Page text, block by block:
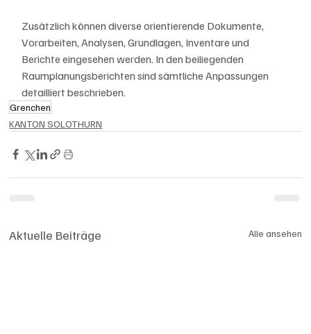
Zusätzlich können diverse orientierende Dokumente,
Vorarbeiten, Analysen, Grundlagen, Inventare und
Berichte eingesehen werden. In den beiliegenden
Raumplanungsberichten sind sämtliche Anpassungen
detailliert beschrieben.
Grenchen
KANTON SOLOTHURN
Aktuelle Beiträge Alle ansehen